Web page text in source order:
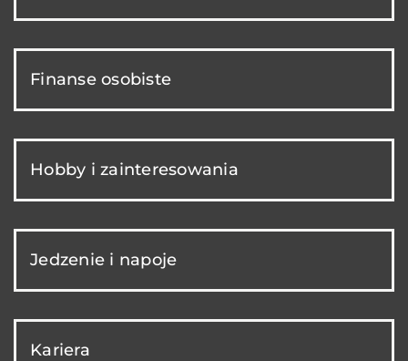
Finanse osobiste
Hobby i zainteresowania
Jedzenie i napoje
Kariera